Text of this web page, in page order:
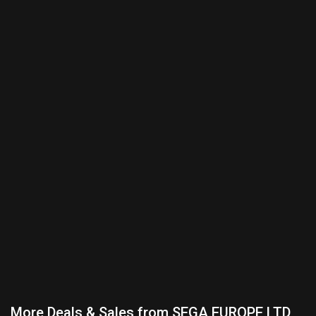
More Deals & Sales from SEGA EUROPE LTD